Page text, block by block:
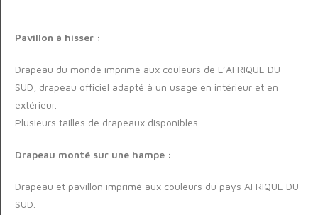
Pavillon à hisser :
Drapeau du monde imprimé aux couleurs de L’AFRIQUE DU
SUD, drapeau officiel adapté à un usage en intérieur et en
extérieur.
Plusieurs tailles de drapeaux disponibles.
Drapeau monté sur une hampe :
Drapeau et pavillon imprimé aux couleurs du pays AFRIQUE DU
SUD.